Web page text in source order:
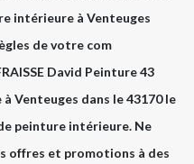
intérieure à Venteuges
de votre com
David Peinture 43
Venteuges dans le 43170 le
peinture intérieure. Ne
offres et promotions à des